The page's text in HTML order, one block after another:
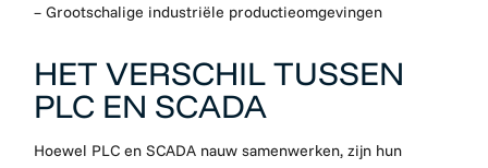
– Grootschalige industriële productieomgevingen
HET VERSCHIL TUSSEN
PLC EN SCADA
Hoewel PLC en SCADA nauw samenwerken, zijn hun